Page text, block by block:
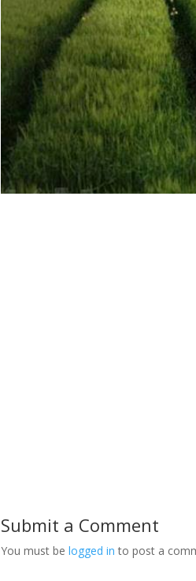
Submit a Comment
You must belogged in to post a